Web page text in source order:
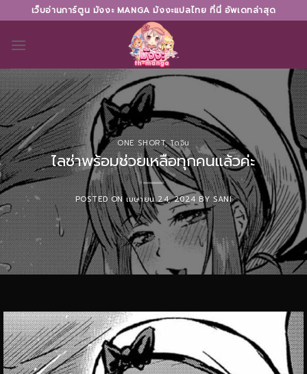
to
content
เว็บอ่านการ์ตูน มังงะ MANGA มังงะแปลไทย ที่นี่ อัพเดทล่าสุด
ONE SHORT,โดจิน
ไลซ่าพร้อมช่วยเหลือทุกคนแล้วค่ะ
POSTED ONเมษายน 24, 2024BYSANI